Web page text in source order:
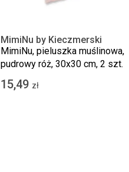
MimiNu by Kieczmerski
MimiNu, pieluszka muślinowa,
pudrowy róż, 30x30 cm, 2 szt.
15,49 zł